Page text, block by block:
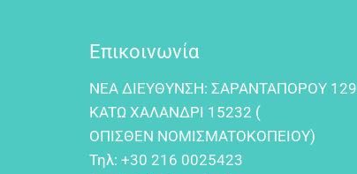
Επικοινωνία
NEA ΔIEYΘYNΣH: ΣAPANTAΠOPOY 129
KATΩ XAΛANΔPI 15232 (
OΠIΣΘEN NOMIΣMATOKOΠEIOY)
Τηλ: +30 216 0025423